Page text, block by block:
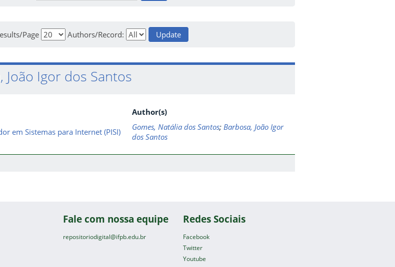
Page Authors/Record:
Igor dos Santos
Author(s)
em Sistemas para Internet (PISI) Gomes, Natália dos Santos; Barbosa, João Igor
dos Santos
Fale com nossa equipe
repositoriodigital@ifpb.edu.br
Redes Sociais
Facebook
Twitter
Youtube